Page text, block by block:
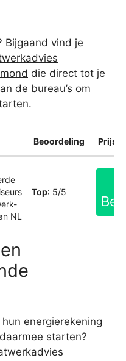
Bijgaand vind je
die direct tot je
de bureau’s om
Beoordeling
NL
Top: 5/5
energierekening
starten?